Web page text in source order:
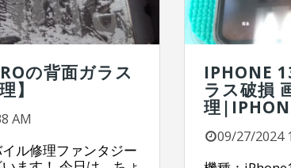
の背面ガラス
】
AM
ル修理ファンタジー
IPHONE
ラス破損
理
09/27/2024